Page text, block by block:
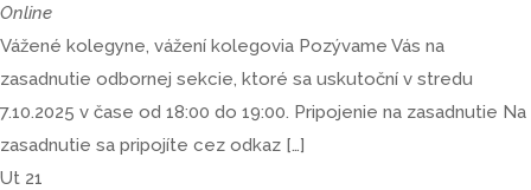
Online
Vážené kolegyne, vážení kolegovia Pozývame Vás na
zasadnutie odbornej sekcie, ktoré sa uskutoční v stredu
7.10.2025 v čase od 18:00 do 19:00. Pripojenie na zasadnutie Na
zasadnutie sa pripojíte cez odkaz […]
Ut 21